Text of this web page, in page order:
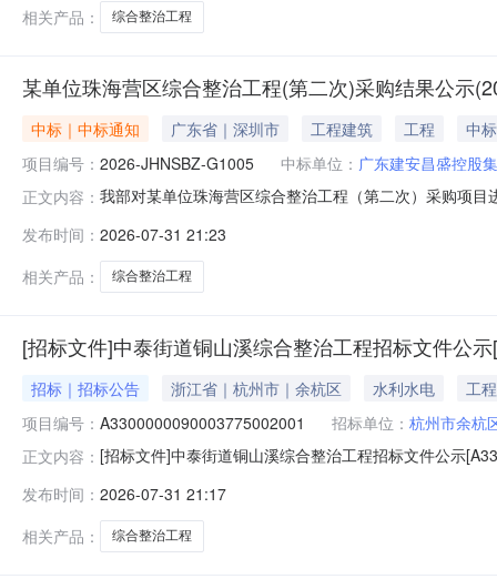
相关产品：
综合整治工程
某单位珠海营区综合整治工程(第二次)采购结果公示
中标｜中标通知 广东省｜深圳市 工程建筑 工程
中
项目编号： 2026-JHNSBZ-G1005 中标单位： 广东建安昌盛控股
正文内容： 我部对某单位珠海营区综合整治工程（第二次）采购项
价形式：总价，报价金额：14685780.82（元）；第二
发布时间： 2026-07-31 21:23
相关产品：
综合整治工程
[招标文件]中泰街道铜山溪综合整治工程招标文件公
招标｜招标公告 浙江省｜杭州市｜余杭区 水利水电
工程
项目编号： A3300000090003775002001 招标单位： 杭州市余杭
正文内容： [招标文件]中泰街道铜山溪综合整治工程招标文件公示
称:浙江省成套工程有限公司电话:13656697686电话
发布时间： 2026-07-31 21:17
相关产品：
综合整治工程